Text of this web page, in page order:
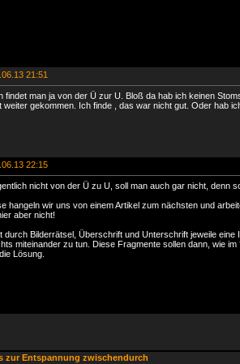
21:51
findet man ja von der Ü zur U. Bloß da hab ich keinen
weiter gekommen. Ich finde , das war nicht gut. Oder hab
22:15
nicht von der Ü zu U, soll man auch gar nicht, denn
hangeln wir uns von einem Artikel zum nächsten und
aber nicht!
durch Bilderrätsel, Überschrift und Unterschrift jeweile eine
miteinander zu tun. Diese Fragmente sollen dann, wie
Lösung.
zur Entspannung zwischendurch